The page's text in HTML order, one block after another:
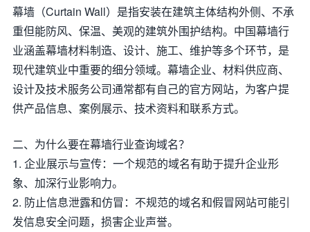
幕墙（Curtain Wall）是指安装在建筑主体结构外侧、不承
重但能防风、保温、美观的建筑外围护结构。中国幕墙行
业涵盖幕墙材料制造、设计、施工、维护等多个环节，是
现代建筑业中重要的细分领域。幕墙企业、材料供应商、
设计及技术服务公司通常都有自己的官方网站，为客户提
供产品信息、案例展示、技术资料和联系方式。
二、为什么要在幕墙行业查询域名？
1. 企业展示与宣传：一个规范的域名有助于提升企业形
象、加深行业影响力。
2. 防止信息泄露和仿冒：不规范的域名和假冒网站可能引
发信息安全问题，损害企业声誉。